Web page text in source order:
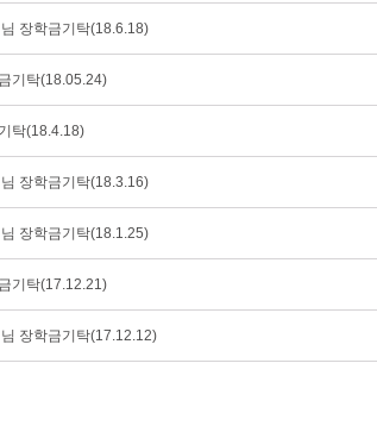
장학금기탁(18.6.18)
기탁(18.05.24)
탁(18.4.18)
장학금기탁(18.3.16)
장학금기탁(18.1.25)
기탁(17.12.21)
장학금기탁(17.12.12)